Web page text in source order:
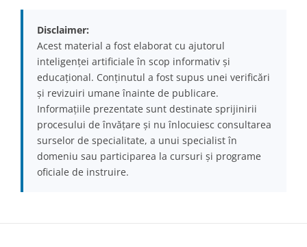
Disclaimer:
Acest material a fost elaborat cu ajutorul
inteligenței artificiale în scop informativ și
educațional. Conținutul a fost supus unei verificări
și revizuiri umane înainte de publicare.
Informațiile prezentate sunt destinate sprijinirii
procesului de învățare și nu înlocuiesc consultarea
surselor de specialitate, a unui specialist în
domeniu sau participarea la cursuri și programe
oficiale de instruire.